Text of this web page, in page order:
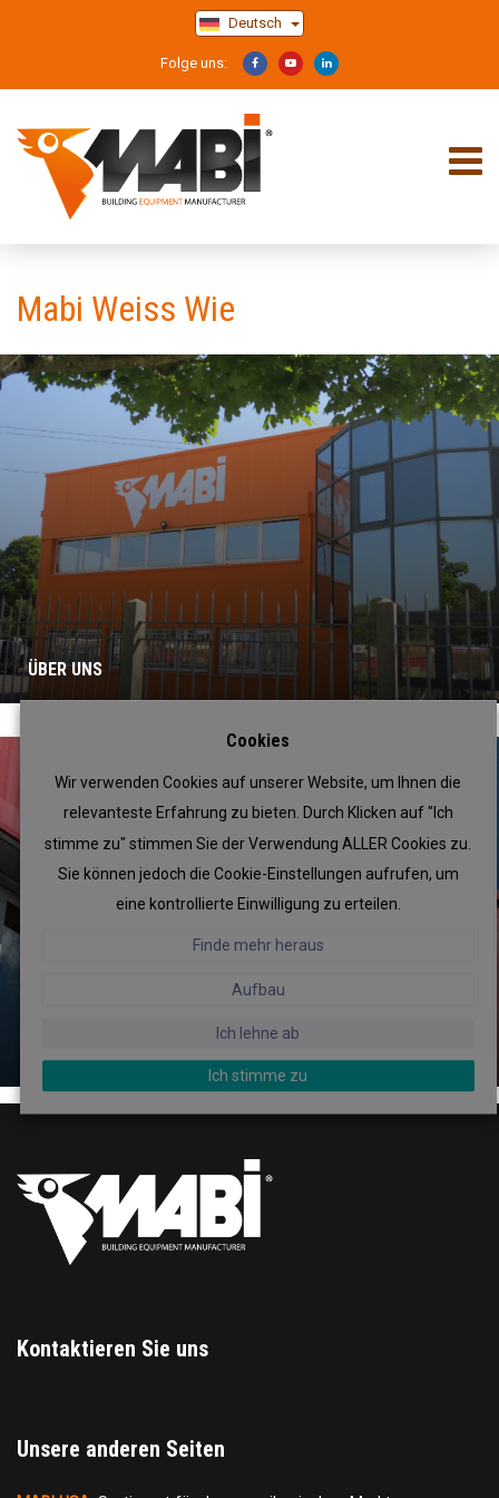
Deutsch
Folge uns:
Mabi Weiss Wie
ÜBER UNS
Kontaktieren Sie uns
Unsere anderen Seiten
Cookies
Wir verwenden Cookies auf unserer Website, um Ihnen die
relevanteste Erfahrung zu bieten. Durch Klicken auf "Ich
stimme zu" stimmen Sie der Verwendung ALLER Cookies zu.
Sie können jedoch die Cookie-Einstellungen aufrufen, um
eine kontrollierte Einwilligung zu erteilen.
Finde mehr heraus
Aufbau
Ich lehne ab
Ich stimme zu